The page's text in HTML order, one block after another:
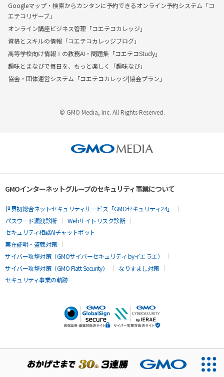
Googleマップ・検索からカンタンに予約できるオンライン予約システム「コ
エテコリザーブ」
オンライン講座ビジネス管理「コエテコカレッジ」
資格とスキルの情報「コエテコカレッジブログ」
高等学校向け情報Ⅰの教務AI・問題集「コエテコStudy」
趣味とまなびで毎日を、もっと楽しく「趣味なび」
協会・団体運営システム「コエテコカレッジ|協会プラン」
© GMO Media, Inc. All Rights Reserved.
GMOインターネットグループのセキュリティ事業について
世界初総合ネットセキュリティサービス「GMOセキュリティ24」
パスワード漏洩診断
Webサイトリスク診断
セキュリティ相談AIチャットボット
実在証明・盗聴対策
サイバー攻撃対策（GMOサイバーセキュリティ byイエラエ）
サイバー攻撃対策（GMO Flatt Security）
なりすまし対策
セキュリティ事業の軌跡